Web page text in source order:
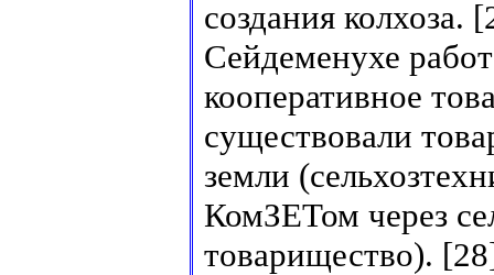
создания
Сейдеменухе
кооперативное
существовали
земли
КомЗЕТом через
товарищество).